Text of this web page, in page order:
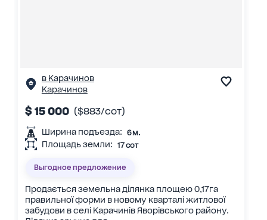
в Карачинов
Карачинов
$ 15 000 ($883/сот)
Ширина подъезда: 6 м.
Площадь земли: 17 сот
Выгодное предложение
Продається земельна ділянка площею 0,17га
правильної форми в новому кварталі житлової
забудови в селі Карачинів Яворівського району.